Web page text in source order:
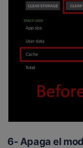
6- Apaga el